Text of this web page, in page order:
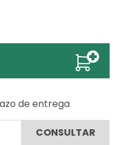
de entrega